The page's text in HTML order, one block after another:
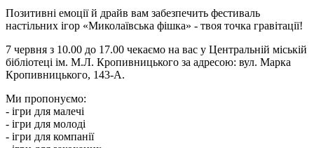
Позитивні емоції й драйв вам забезпечить фестиваль
настільних ігор «Миколаївська фішка» - твоя точка гравітації!
7 червня з 10.00 до 17.00 чекаємо на вас у Центральній міській
бібліотеці ім. М.Л. Кропивницького за адресою: вул. Марка
Кропивницького, 143-А.
Ми пропонуємо:
- ігри для малечі
- ігри для молоді
- ігри для компанії